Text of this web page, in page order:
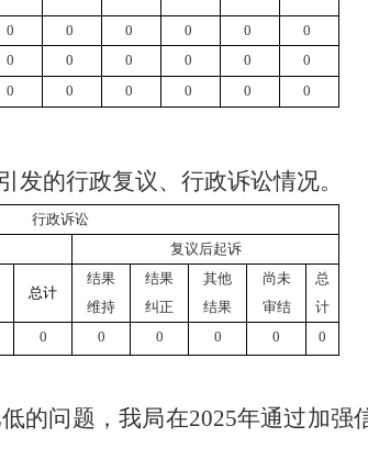
0 0 0 0 0
0
0 0 0 0 0
0
0 0 0 0 0 0
发的行政复议、行政诉讼情况。
行政诉讼
复议后起诉
总计
结果
维持
结果
纠正
其他
结果
尚未
审结
总
计
0 0 0 0 0 0
的问题，我局在2025年通过加强